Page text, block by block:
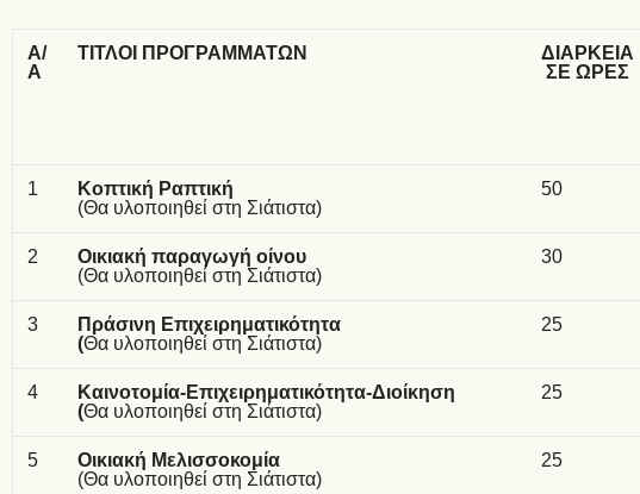
Α/
Α
ΤΙΤΛΟΙ ΠΡΟΓΡΑΜΜΑΤΩΝ ΔΙΑΡΚΕΙΑ
ΣΕ ΩΡΕΣ
1 Κοπτική Ραπτική
(Θα υλοποιηθεί στη Σιάτιστα)
50
2 Οικιακή παραγωγή οίνου
(Θα υλοποιηθεί στη Σιάτιστα)
30
3 Πράσινη Επιχειρηματικότητα
(Θα υλοποιηθεί στη Σιάτιστα)
25
4 Καινοτομία-Επιχειρηματικότητα-Διοίκηση
(Θα υλοποιηθεί στη Σιάτιστα)
25
5 Οικιακή Μελισσοκομία
(Θα υλοποιηθεί στη Σιάτιστα)
25